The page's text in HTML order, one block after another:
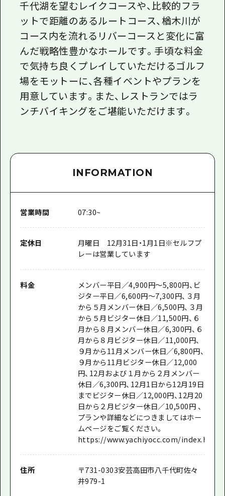
千代湖を望むレイクコースや、比較的フラ
ットで距離のあるルートコース、楢木川が
コース内を流れるリバーコースと変化に富
んだ戦略性豊かなホールです。手頃な料金
で気持ち良くプレイしていただけるゴルフ
場をモットーに、各種イベントやプランを
用意しています。また、レストランではラ
ンチバイキングをご堪能いただけます。
INFORMATION
営業時間 07:30~
定休日
月曜日 12月31日・1月1日※セルフプ
レーは営業しています
料金
メンバー平日／4,900円～5,800円、ビ
ジター平日／6,600円～7,300円、３月
から５月メンバー休日／6,500円、３月
から５月ビジター休日／11,500円、６
月から８月メンバー休日／6,300円、６
月から８月ビジター休日／11,000円、
９月から11月メンバー休日／6,800円、
９月から11月ビジター休日／12,000
円、12月および１月から２月メンバー
休日／6,300円、12月1日から12月19日
までビジター休日／12,000円、12月20
日から２月ビジター休日／10,500円 、
プランや詳細などにつきましてはホー
ムページをご覧ください。
https://www.yachiyocc.com/index.html
住所 〒731-0303安芸高田市八千代町佐々
井979-1